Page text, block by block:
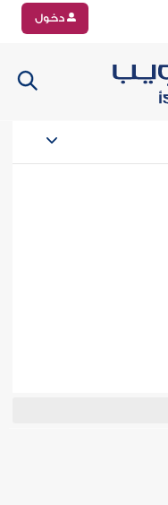
دخول